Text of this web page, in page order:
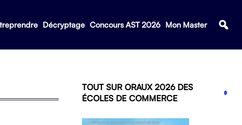
Décryptage Concours AST 2026 Mon Master
TOUT SUR ORAUX 2026 DES
ÉCOLES DE COMMERCE